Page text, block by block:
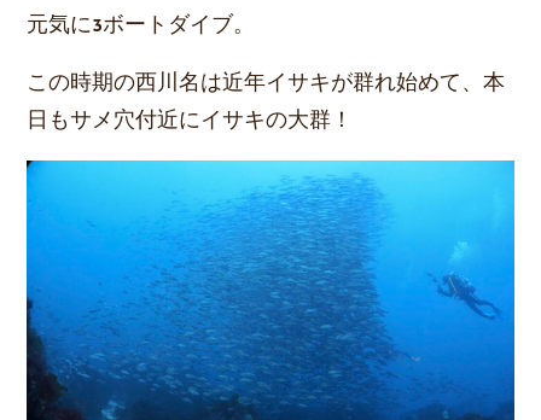
元気に3ボートダイブ。
この時期の西川名は近年イサキが群れ始めて、本
日もサメ穴付近にイサキの大群！